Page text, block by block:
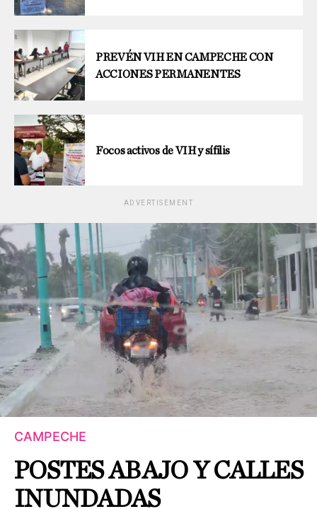
PREVÉN VIH EN CAMPECHE CON
ACCIONES PERMANENTES
Focos activos de VIH y sífilis
ADVERTISEMENT
CAMPECHE
POSTES ABAJO Y CALLES
INUNDADAS